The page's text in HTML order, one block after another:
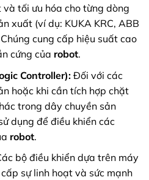
tối ưu hóa cho từng dòng
xuất (ví dụ: KUKA KRC, ABB
cung cấp hiệu suất cao
cứng của robot.
Controller):Đối với các
hoặc khi cần tích hợp chặt
trong dây chuyền sản
dụng để điều khiển các
robot.
bộ điều khiển dựa trên máy
sự linh hoạt và sức mạnh